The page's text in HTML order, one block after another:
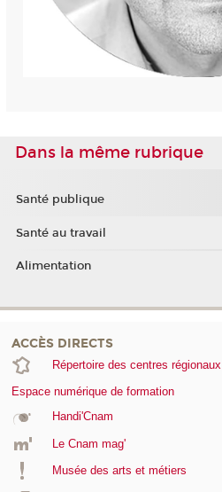
Dans la même rubrique
Santé publique
Santé au travail
Alimentation
ACCÈS DIRECTS
Répertoire des centres régionaux
Espace numérique de formation
Handi'Cnam
Le Cnam mag'
Musée des arts et métiers